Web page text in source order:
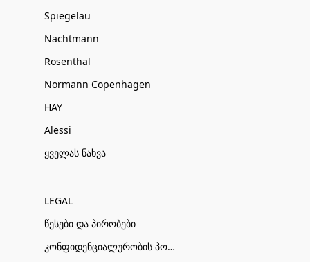
Spiegelau
Nachtmann
Rosenthal
Normann Copenhagen
HAY
Alessi
ყველას ნახვა
LEGAL
წესები და პირობები
კონფიდენციალურობის პოლიტიკა